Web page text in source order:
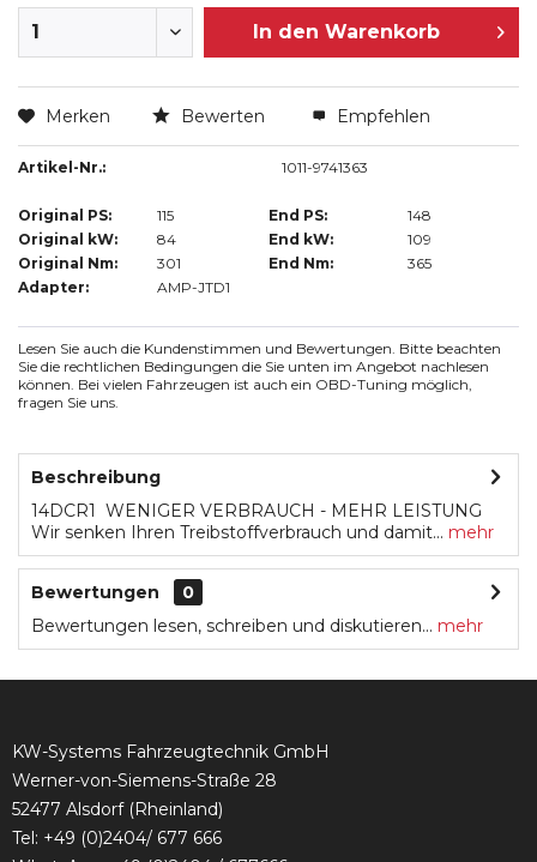
In den Warenkorb
Merken Bewerten Empfehlen
Artikel-Nr.: 1011-9741363
Original PS: 115 End PS:
148
Original kW:
84 End kW:
109
Original Nm:
301 End Nm:
365
Adapter:
AMP-JTD1
Lesen Sie auch die Kundenstimmen und Bewertungen. Bitte beachten
Sie die rechtlichen Bedingungen die Sie unten im Angebot nachlesen
können. Bei vielen Fahrzeugen ist auch ein OBD-Tuning möglich,
fragen Sie uns.
Beschreibung
14DCR1 WENIGER VERBRAUCH - MEHR LEISTUNG
Wir senken Ihren Treibstoffverbrauch und damit... mehr
Bewertungen
0
Bewertungen lesen, schreiben und diskutieren... mehr
KW-Systems Fahrzeugtechnik GmbH
Werner-von-Siemens-Straße 28
52477 Alsdorf (Rheinland)
Tel: +49 (0)2404/ 677 666